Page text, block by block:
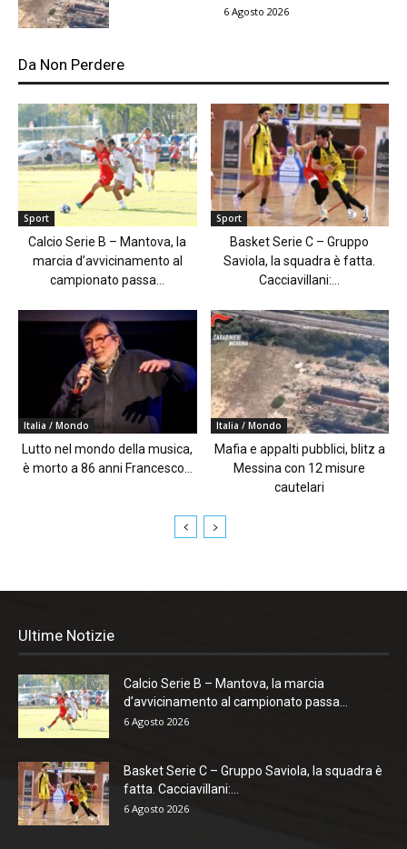
6 Agosto 2026
Da Non Perdere
Sport
Calcio Serie B – Mantova, la
marcia d’avvicinamento al
campionato passa...
Sport
Basket Serie C – Gruppo
Saviola, la squadra è fatta.
Cacciavillani:...
Italia / Mondo
Lutto nel mondo della musica,
è morto a 86 anni Francesco...
Italia / Mondo
Mafia e appalti pubblici, blitz a
Messina con 12 misure
cautelari
Ultime Notizie
Calcio Serie B – Mantova, la marcia
d’avvicinamento al campionato passa...
6 Agosto 2026
Basket Serie C – Gruppo Saviola, la squadra è
fatta. Cacciavillani:...
6 Agosto 2026